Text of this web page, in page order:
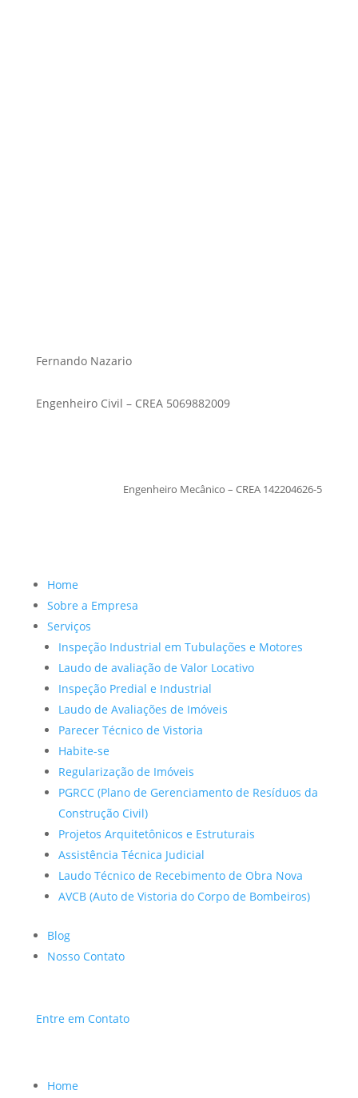
Fernando Nazario
Engenheiro Civil – CREA 5069882009
Engenheiro Mecânico – CREA 142204626-5
Home
Sobre a Empresa
Serviços
Inspeção Industrial em Tubulações e Motores
Laudo de avaliação de Valor Locativo
Inspeção Predial e Industrial
Laudo de Avaliações de Imóveis
Parecer Técnico de Vistoria
Habite-se
Regularização de Imóveis
PGRCC (Plano de Gerenciamento de Resíduos da
Construção Civil)
Projetos Arquitetônicos e Estruturais
Assistência Técnica Judicial
Laudo Técnico de Recebimento de Obra Nova
AVCB (Auto de Vistoria do Corpo de Bombeiros)
Blog
Nosso Contato
Entre em Contato
Home